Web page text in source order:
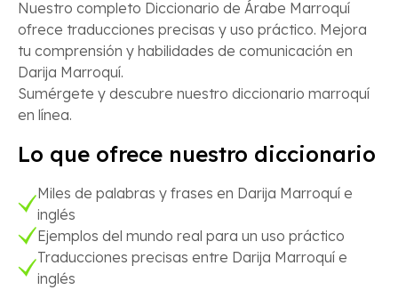
Nuestro completo Diccionario de Árabe Marroquí
ofrece traducciones precisas y uso práctico. Mejora
tu comprensión y habilidades de comunicación en
Darija Marroquí.
Sumérgete y descubre nuestro diccionario marroquí
en línea.
Lo que ofrece nuestro diccionario
Miles de palabras y frases en Darija Marroquí e
inglés
Ejemplos del mundo real para un uso práctico
Traducciones precisas entre Darija Marroquí e
inglés